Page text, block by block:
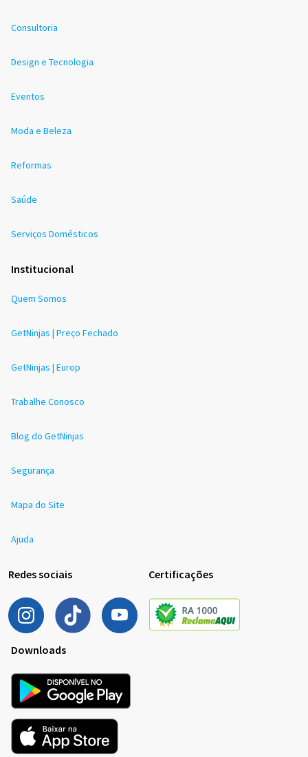
Consultoria
Design e Tecnologia
Eventos
Moda e Beleza
Reformas
Saúde
Serviços Domésticos
Institucional
Quem Somos
GetNinjas | Preço Fechado
GetNinjas | Europ
Trabalhe Conosco
Blog do GetNinjas
Segurança
Mapa do Site
Ajuda
Redes sociais Certificações
Downloads